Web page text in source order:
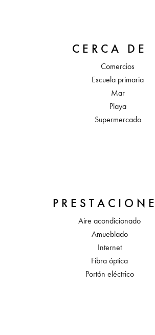
CERCA DE
Comercios
Escuela primaria
Mar
Playa
Supermercado
Aire acondicionado
Amueblado
Internet
Fibra óptica
Portón eléctrico